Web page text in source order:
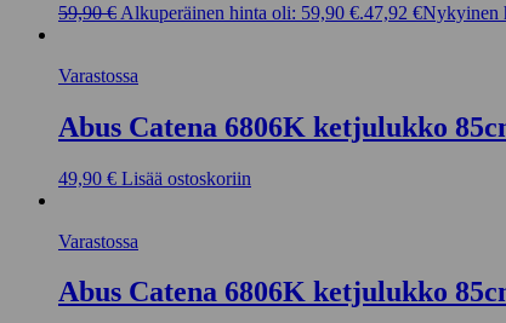
59,90€ Alkuperäinen hinta oli: 59,90 €.47,92 €Nykyinen
Varastossa
Abus Catena 6806K ketjulukko
49,90 € Lisää ostoskoriin
Varastossa
Abus Catena 6806K ketjulukko